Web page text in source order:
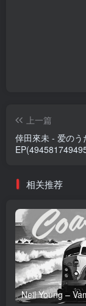
上一篇
倖田來未 - 爱のう
相关推荐